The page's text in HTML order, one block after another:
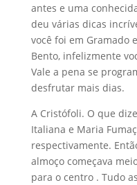
antes e uma
deu várias dicas
você foi em Gramado
Bento, infelizmente
Vale a pena se
desfrutar mais dias.
A Cristófoli. O que
Italiana e Maria
respectivamente.
almoço começava
para o centro . Tudo